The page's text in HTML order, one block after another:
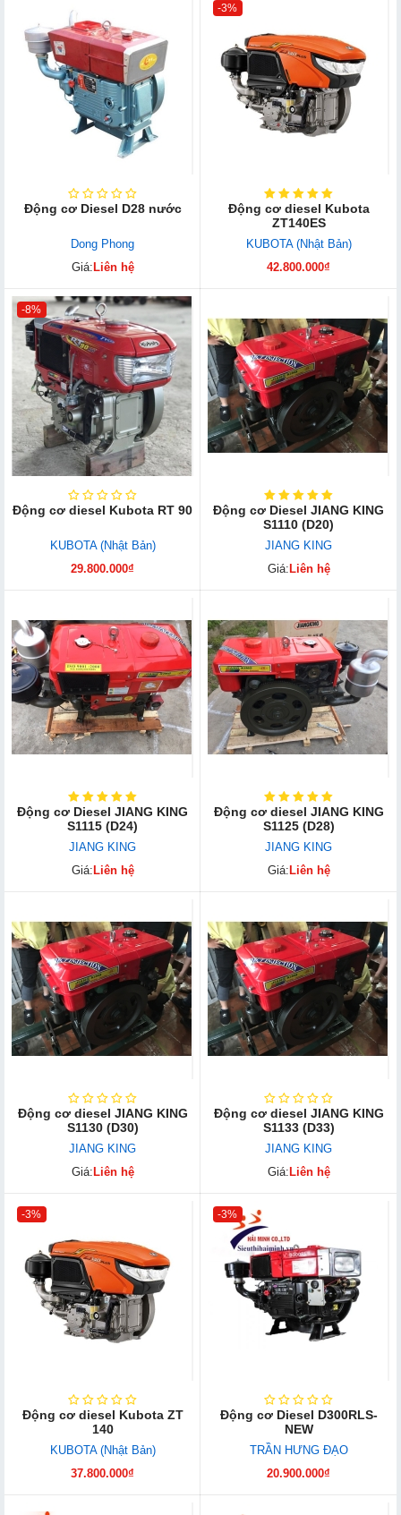
Động cơ Diesel D28 nước
Dong Phong
Giá: Liên hệ
-3%
Động cơ diesel Kubota
ZT140ES
KUBOTA (Nhật Bản)
42.800.000₫
-8%
Động cơ diesel Kubota RT 90
KUBOTA (Nhật Bản)
29.800.000₫
Động cơ Diesel JIANG KING
S1110 (D20)
JIANG KING
Giá: Liên hệ
Động cơ Diesel JIANG KING
S1115 (D24)
JIANG KING
Giá: Liên hệ
Động cơ diesel JIANG KING
S1125 (D28)
JIANG KING
Giá: Liên hệ
Động cơ diesel JIANG KING
S1130 (D30)
JIANG KING
Giá: Liên hệ
Động cơ diesel JIANG KING
S1133 (D33)
JIANG KING
Giá: Liên hệ
-3%
Động cơ diesel Kubota ZT
140
KUBOTA (Nhật Bản)
37.800.000₫
-3%
Động cơ Diesel D300RLS-
NEW
TRẦN HƯNG ĐẠO
20.900.000₫